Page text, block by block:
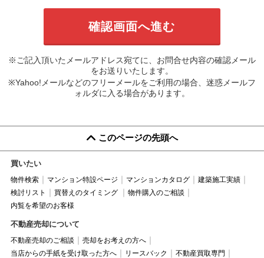
※ご記入頂いたメールアドレス宛てに、お問合せ内容の確認メール
をお送りいたします。
※Yahoo!メールなどのフリーメールをご利用の場合、迷惑メールフ
ォルダに入る場合があります。
このページの先頭へ
買いたい
物件検索 マンション特設ページ マンションカタログ
建築施工実績
検討リスト
買替えのタイミング
物件購入のご相談
内覧を希望のお客様
不動産売却について
不動産売却のご相談
売却をお考えの方へ
当店からの手紙を受け取った方へ
リースバック
不動産買取専門